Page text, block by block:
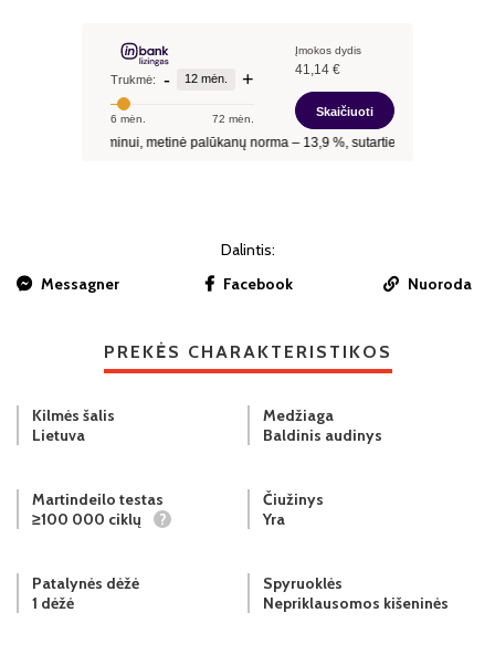
Dalintis:
Messagner
Facebook Nuoroda
PREKĖS CHARAKTERISTIKOS
Kilmės šalis
Lietuva
Medžiaga
Baldinis audinys
Martindeilo testas
≥100 000 ciklų
?
Čiužinys
Yra
Patalynės dėžė
1 dėžė
Spyruoklės
Nepriklausomos kišeninės